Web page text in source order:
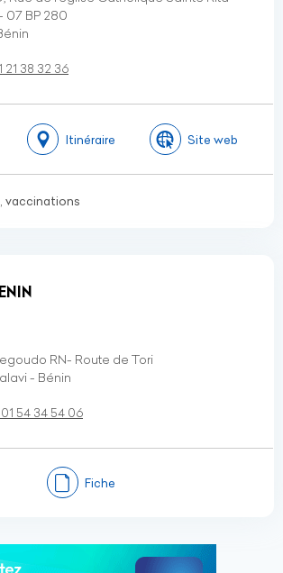
07 BP 280
21 38 32 36
Itinéraire Site web
vaccinations
RN- Route de Tori
- Bénin
01 54 34 54 06
Fiche